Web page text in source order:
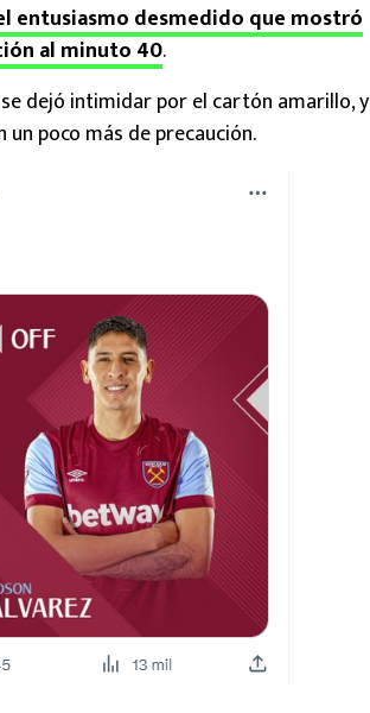
entusiasmo desmedido que mostró
al minuto 40.
dejó intimidar por el cartón amarillo, y
poco más de precaución.